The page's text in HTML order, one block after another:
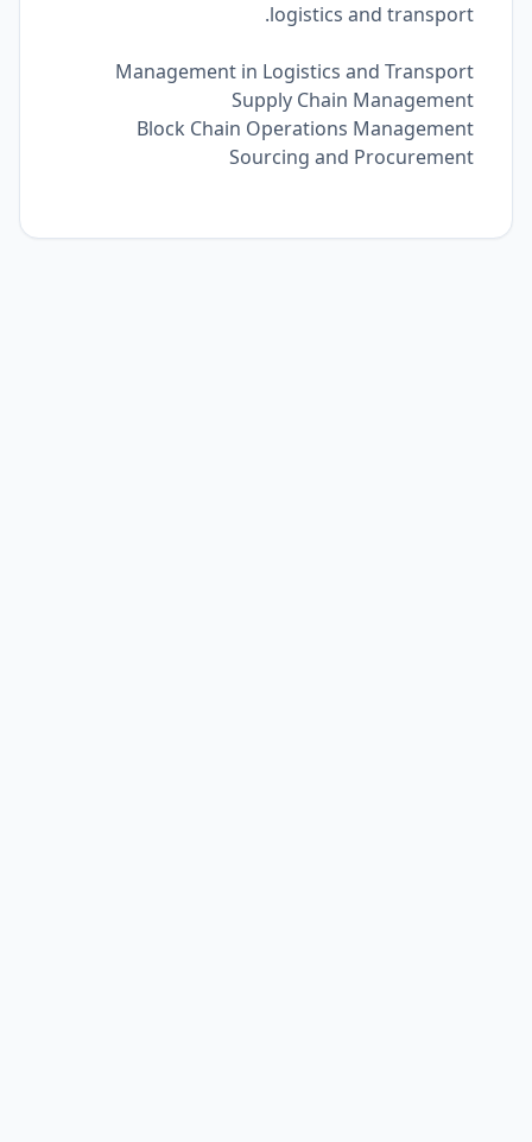
logistics and transport.
Management in Logistics and Transport
Supply Chain Management
Block Chain Operations Management
Sourcing and Procurement